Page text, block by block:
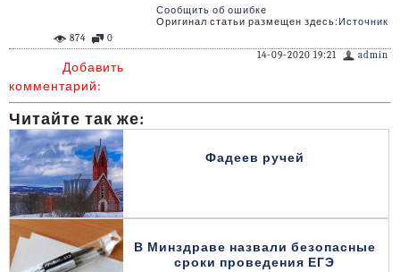
Сообщить об ошибке
Оригинал статьи размещен здесь: Источник
0
874
admin
14-09-2020 19:21
Добавить
комментарий:
Читайте так же:
Фадеев ручей
В Минздраве назвали безопасные
сроки проведения ЕГЭ